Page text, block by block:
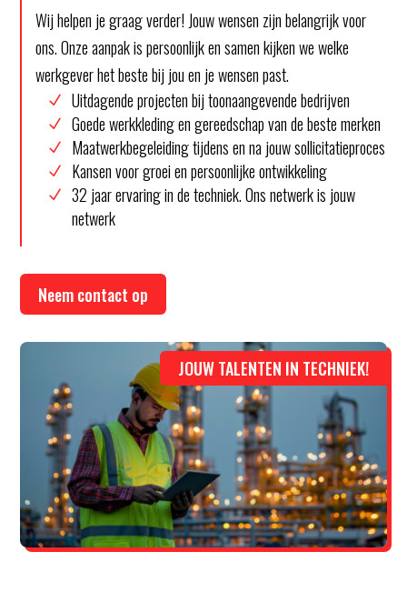
JOUW TALENTEN IN TECHNIEK!
Wij helpen je graag verder! Jouw wensen zijn belangrijk voor
ons. Onze aanpak is persoonlijk en samen kijken we welke
werkgever het beste bij jou en je wensen past.
Uitdagende projecten bij toonaangevende bedrijven
Goede werkkleding en gereedschap van de beste merken
Maatwerkbegeleiding tijdens en na jouw sollicitatieproces
Kansen voor groei en persoonlijke ontwikkeling
32 jaar ervaring in de techniek. Ons netwerk is jouw
netwerk
Neem contact op